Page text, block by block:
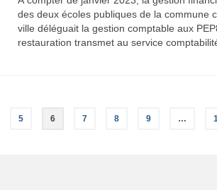
des deux écoles publiques de la commune
ville déléguait la gestion comptable aux
restauration transmet au service
5 6 7 8 9 …